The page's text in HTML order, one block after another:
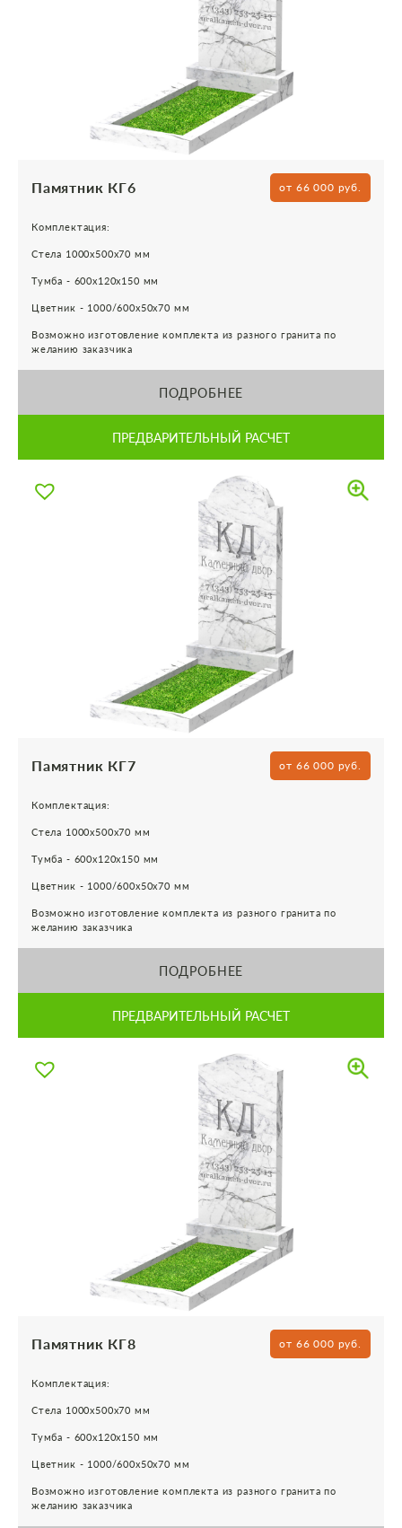
Памятник КГ6 от 66 000 руб.
Комплектация:
Стела 1000х500х70 мм
Тумба - 600х120х150 мм
Цветник - 1000/600х50х70 мм
Возможно изготовление комплекта из разного гранита по
желанию заказчика
ПОДРОБНЕЕ
ПРЕДВАРИТЕЛЬНЫЙ РАСЧЕТ
Памятник КГ7 от 66 000 руб.
Комплектация:
Стела 1000х500х70 мм
Тумба - 600х120х150 мм
Цветник - 1000/600х50х70 мм
Возможно изготовление комплекта из разного гранита по
желанию заказчика
ПОДРОБНЕЕ
ПРЕДВАРИТЕЛЬНЫЙ РАСЧЕТ
Памятник КГ8 от 66 000 руб.
Комплектация:
Стела 1000х500х70 мм
Тумба - 600х120х150 мм
Цветник - 1000/600х50х70 мм
Возможно изготовление комплекта из разного гранита по
желанию заказчика